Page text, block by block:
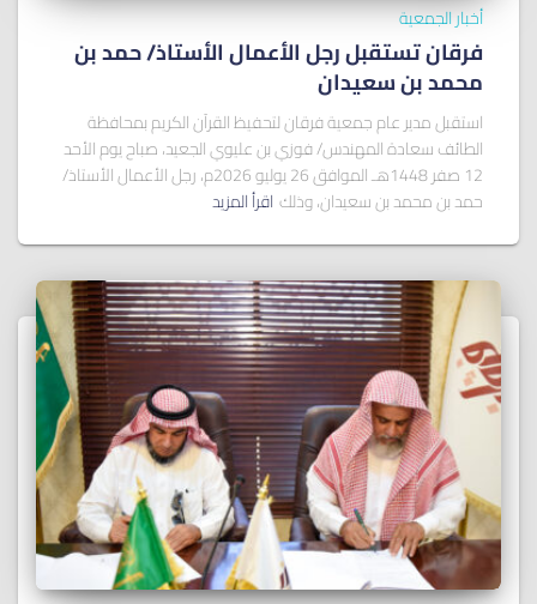
أخبار الجمعية
فرقان تستقبل رجل الأعمال الأستاذ/ ﺣﻤﺪ ﺑﻦ
ﻣﺤﻤﺪ ﺑﻦ ﺳﻌﻴﺪان
استقبل مدير عام جمعية فرقان لتحفيظ القرآن الكريم بمحافظة
الطائف سعادة المهندس/ فوزي بن عليوي الجعيد، صباح يوم الأحد
12 صفر 1448هـ الموافق 26 يوليو 2026م، رجل الأعمال الأستاذ/
حمد بن محمد بن سعيدان، وذلك اقرأ المزيد